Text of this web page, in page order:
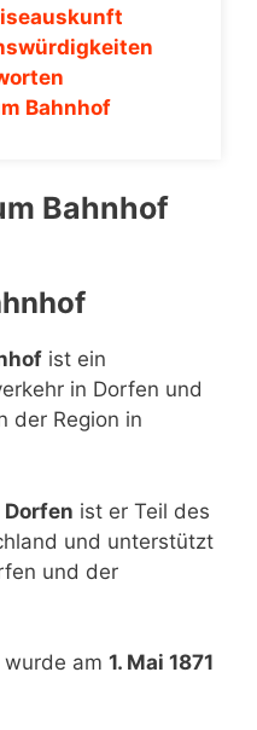
Bahnhof
Bahnhof
ist ein
in Dorfen und
der Region in
ist er Teil des
und unterstützt
und der
wurde am 1. Mai 1871